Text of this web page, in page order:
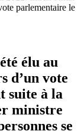
parlementaire le
élu au
d’un vote
suite à la
ministre
se